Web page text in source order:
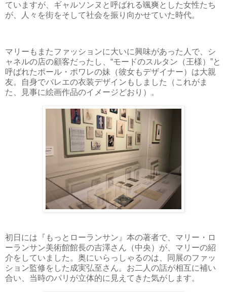
ていますが、ギャルソンヌと呼ばれる颯爽とした女性たち
が、人々を街をそして社会を振り向かせていた時代。
マリーもまたファッションに大いに興味があった人で、シ
ャネルの店の顧客だったし、“モードのスルタン（王様）”と
呼ばれたポール・ポワレの妹（彼女もデザイナー）は大親
友。自身でバレエの衣装デザインもしました（これがま
た、見事に絵画作品のイメージどおり）。
初日には『もっとローランサン』本の著者で、マリー・ロ
ーランサン美術館館長の吉澤さん（中央）が、マリーの紹
介をしていました。奥にいらっしゃるのは、同展のファッ
ション監修をした成実弘至さん。お二人の話が相互に補い
合い、当時のパリが立体的に見えてきた気がします。